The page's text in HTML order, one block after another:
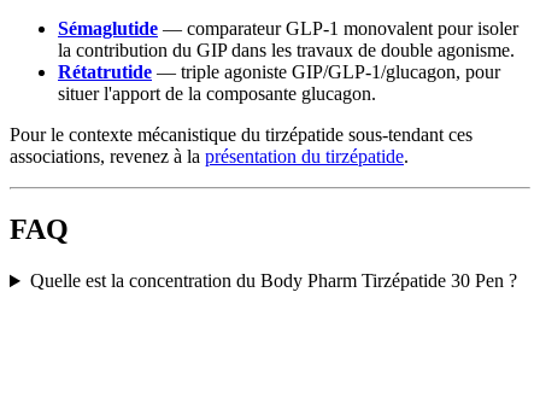
Sémaglutide — comparateur GLP-1 monovalent pour isoler
la contribution du GIP dans les travaux de double agonisme.
Rétatrutide — triple agoniste GIP/GLP-1/glucagon, pour
situer l'apport de la composante glucagon.
Pour le contexte mécanistique du tirzépatide sous-tendant ces
associations, revenez à la présentation du tirzépatide.
FAQ
Quelle est la concentration du Body Pharm Tirzépatide 30 Pen ?